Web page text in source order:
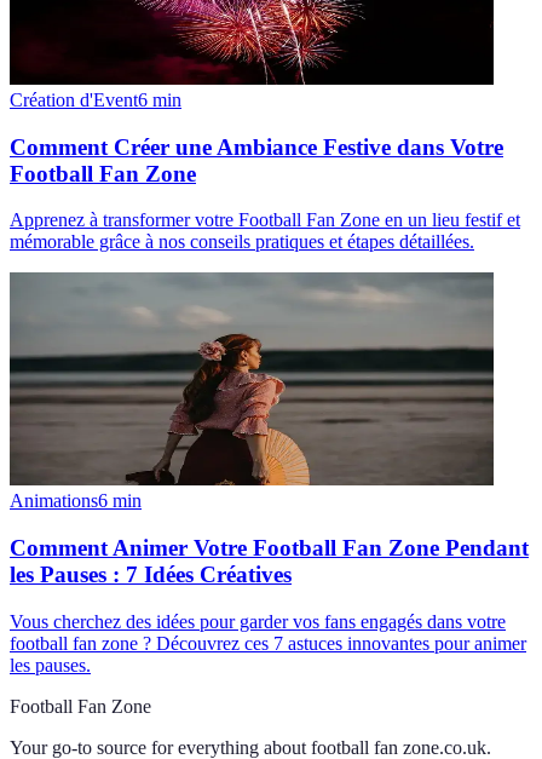
Création d'Event6 min
Comment Créer une Ambiance Festive dans Votre
Football Fan Zone
Apprenez à transformer votre Football Fan Zone en un lieu festif et
mémorable grâce à nos conseils pratiques et étapes détaillées.
Animations6 min
Comment Animer Votre Football Fan Zone Pendant
les Pauses : 7 Idées Créatives
Vous cherchez des idées pour garder vos fans engagés dans votre
football fan zone ? Découvrez ces 7 astuces innovantes pour animer
les pauses.
Football Fan Zone
Your go-to source for everything about football fan zone.co.uk.